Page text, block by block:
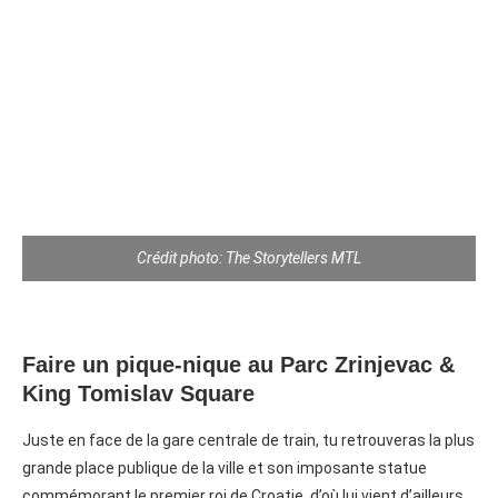
Crédit photo: The Storytellers MTL
Faire un pique-nique au Parc Zrinjevac &
King Tomislav Square⁠
Juste en face de la gare centrale de train, tu retrouveras la plus
grande place publique de la ville et son imposante statue